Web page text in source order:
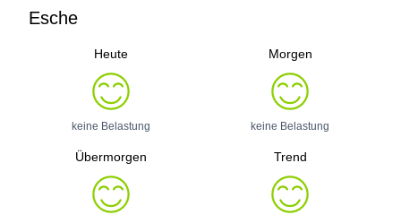
Esche
Heute
keine Belastung
Morgen
keine Belastung
Übermorgen Trend